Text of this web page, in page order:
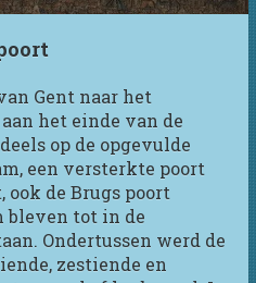
Gent naar het
het einde van de
op de opgevulde
een versterkte poort
ook de Brugs poort
bleven tot in de
Ondertussen werd de
zestiende en